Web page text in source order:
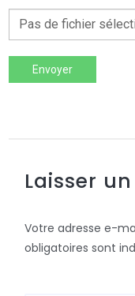
Pas de fichier
Envoyer
Laisser
Votre adresse e-
obligatoires sont